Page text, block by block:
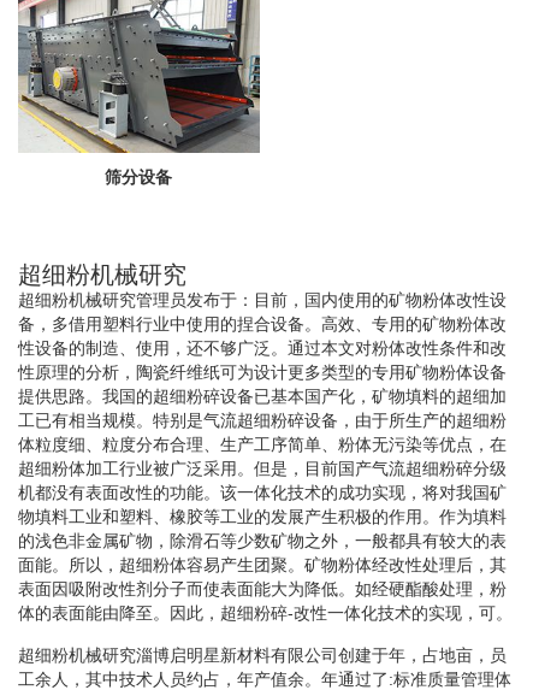
筛分设备
超细粉机械研究
超细粉机械研究管理员发布于：目前，国内使用的矿物粉体改性设
备，多借用塑料行业中使用的捏合设备。高效、专用的矿物粉体改
性设备的制造、使用，还不够广泛。通过本文对粉体改性条件和改
性原理的分析，陶瓷纤维纸可为设计更多类型的专用矿物粉体设备
提供思路。我国的超细粉碎设备已基本国产化，矿物填料的超细加
工已有相当规模。特别是气流超细粉碎设备，由于所生产的超细粉
体粒度细、粒度分布合理、生产工序简单、粉体无污染等优点，在
超细粉体加工行业被广泛采用。但是，目前国产气流超细粉碎分级
机都没有表面改性的功能。该一体化技术的成功实现，将对我国矿
物填料工业和塑料、橡胶等工业的发展产生积极的作用。作为填料
的浅色非金属矿物，除滑石等少数矿物之外，一般都具有较大的表
面能。所以，超细粉体容易产生团聚。矿物粉体经改性处理后，其
表面因吸附改性剂分子而使表面能大为降低。如经硬酯酸处理，粉
体的表面能由降至。因此，超细粉碎-改性一体化技术的实现，可。
超细粉机械研究淄博启明星新材料有限公司创建于年，占地亩，员
工余人，其中技术人员约占，年产值余。年通过了:标准质量管理体